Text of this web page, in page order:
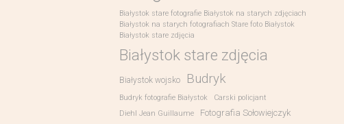
Białystok stare fotografie Białystok na starych zdjęciach
Białystok na starych fotografiach Stare foto Białystok
Białystok stare zdjęcia
Białystok stare zdjęcia
Białystok wojsko Budryk
Budryk fotografie Białystok
Carski policjant
Diehl Jean Guillaume
Fotografia Sołowiejczyk